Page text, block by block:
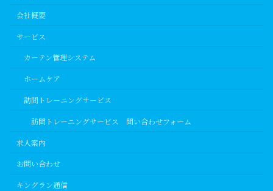
会社概要
サービス
カーテン管理システム
ホームケア
訪問トレーニングサービス
訪問トレーニングサービス 問い合わせフォーム
求人案内
お問い合わせ
キングラン通信